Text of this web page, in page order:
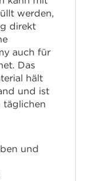
werden,
direkt
auch für
Das
hält
und ist
täglichen
und